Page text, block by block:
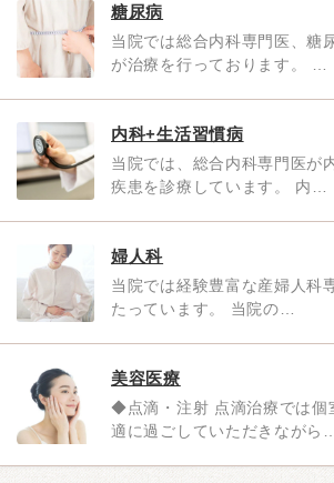
糖尿病
当院では総合内科専門医、糖
が治療を行っております。 …
内科+生活習慣病
当院では、総合内科専門医が
疾患を診療しています。 内…
婦人科
当院では経験豊富な産婦人科
たっています。 当院の…
美容医療
◆点滴・注射 点滴治療では個
適に過ごしていただきながら…